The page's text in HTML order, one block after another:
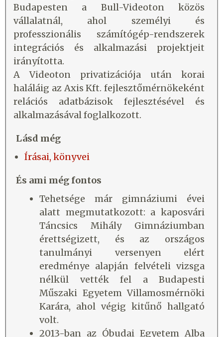
Budapesten a Bull-Videoton közös
vállalatnál, ahol személyi és
professzionális számítógép-rendszerek
integrációs és alkalmazási projektjeit
irányította.
A Videoton privatizációja után korai
haláláig az Axis Kft. fejlesztőmérnökeként
relációs adatbázisok fejlesztésével és
alkalmazásával foglalkozott.
Lásd még
Írásai, könyvei
És ami még fontos
Tehetsége már gimnáziumi évei
alatt megmutatkozott: a kaposvári
Táncsics Mihály Gimnáziumban
érettségizett, és az országos
tanulmányi versenyen elért
eredménye alapján felvételi vizsga
nélkül vették fel a Budapesti
Műszaki Egyetem Villamosmérnöki
Karára, ahol végig kitűnő hallgató
volt.
2013-ban az Óbudai Egyetem Alba